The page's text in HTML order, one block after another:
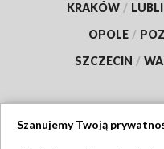
KRAKÓW /
OPOLE /
SZCZECIN /
Szanujemy Twoją